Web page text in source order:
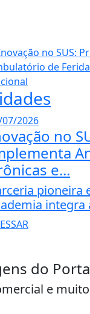
2026
no
e...
pioneira
integra
do
e